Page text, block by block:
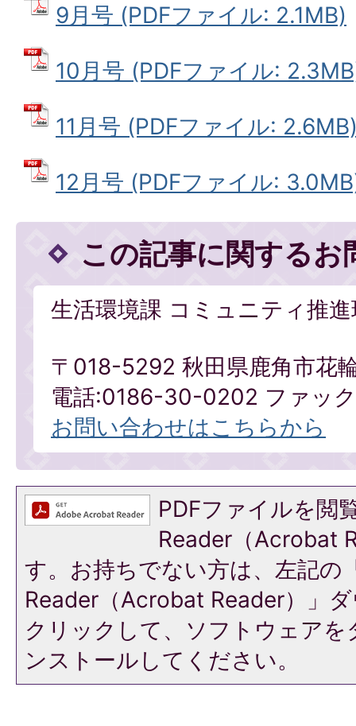
9月号 (PDFファイル: 2.1MB)
10月号 (PDFファイル:
11月号 (PDFファイル:
12月号 (PDFファイル:
この記事に関するお
生活環境課 コミュニティ推
〒018-5292 秋田県鹿角市花
電話:0186-30-0202 ファッ
お問い合わせはこちらから
PDFファイルを閲
Reader（Acrobat
す。お持ちでない方は、左記の
Reader（Acrobat Reader）」
クリックして、ソフトウェア
ンストールしてください。